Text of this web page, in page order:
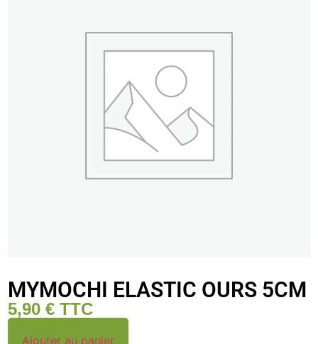
MYMOCHI ELASTIC OURS 5CM
5,90€ TTC
Ajouter au panier